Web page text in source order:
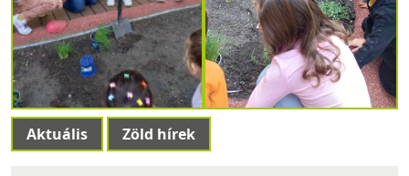
Aktuális Zöld hírek